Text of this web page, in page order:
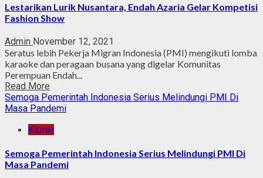
Lestarikan Lurik Nusantara, Endah Azaria Gelar Kompetisi
Fashion Show
Admin November 12, 2021
Seratus lebih Pekerja Migran Indonesia (PMI) mengikuti lomba
karaoke dan peragaan busana yang digelar Komunitas
Perempuan Endah...
Read More
Semoga Pemerintah Indonesia Serius Melindungi PMI Di
Masa Pandemi
Kiprah
Semoga Pemerintah Indonesia Serius Melindungi PMI Di
Masa Pandemi